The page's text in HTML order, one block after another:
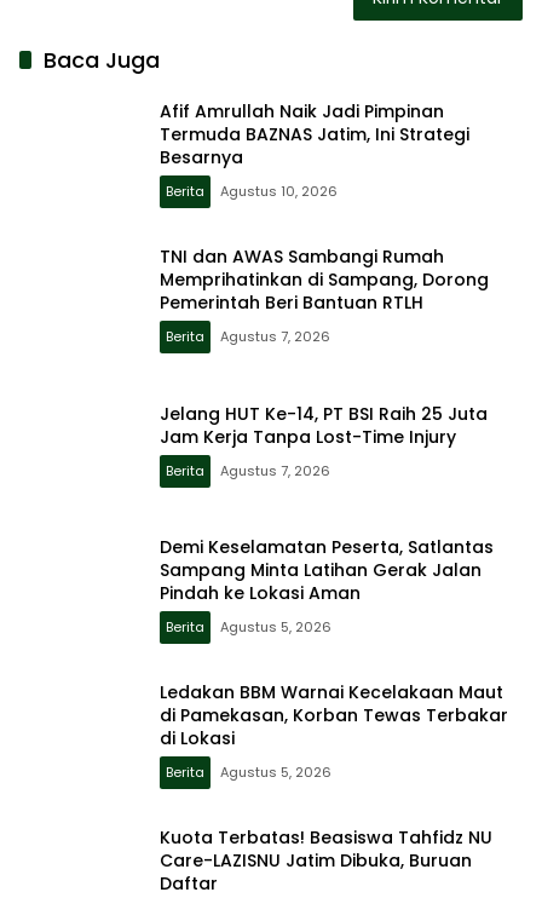
Baca Juga
Afif Amrullah Naik Jadi Pimpinan
Termuda BAZNAS Jatim, Ini Strategi
Besarnya
Berita Agustus 10, 2026
TNI dan AWAS Sambangi Rumah
Memprihatinkan di Sampang, Dorong
Pemerintah Beri Bantuan RTLH
Berita Agustus 7, 2026
Jelang HUT Ke-14, PT BSI Raih 25 Juta
Jam Kerja Tanpa Lost-Time Injury
Berita Agustus 7, 2026
Demi Keselamatan Peserta, Satlantas
Sampang Minta Latihan Gerak Jalan
Pindah ke Lokasi Aman
Berita Agustus 5, 2026
Ledakan BBM Warnai Kecelakaan Maut
di Pamekasan, Korban Tewas Terbakar
di Lokasi
Berita Agustus 5, 2026
Kuota Terbatas! Beasiswa Tahfidz NU
Care-LAZISNU Jatim Dibuka, Buruan
Daftar